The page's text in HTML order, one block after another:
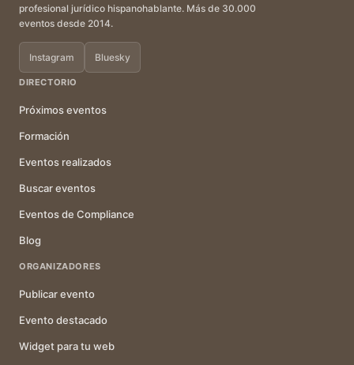
profesional jurídico hispanohablante. Más de 30.000
eventos desde 2014.
Instagram Bluesky
DIRECTORIO
Próximos eventos
Formación
Eventos realizados
Buscar eventos
Eventos de Compliance
Blog
ORGANIZADORES
Publicar evento
Evento destacado
Widget para tu web